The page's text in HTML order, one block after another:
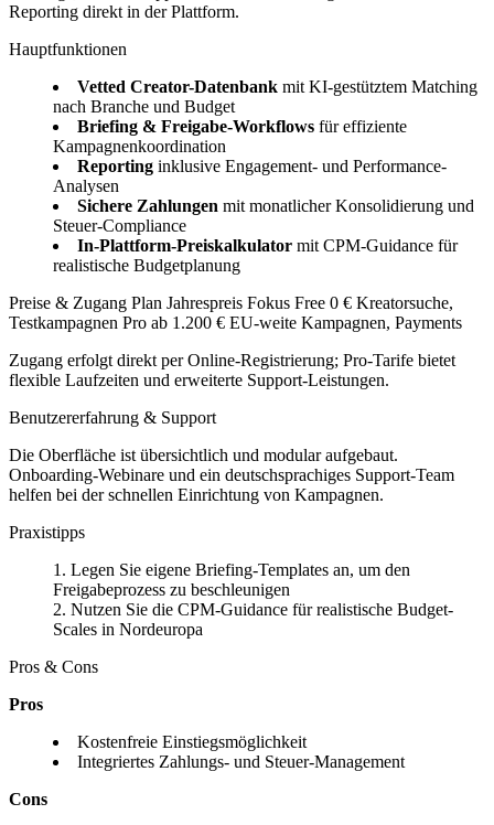
Reporting direkt in der Plattform.
Hauptfunktionen
Vetted Creator-Datenbank mit KI-gestütztem Matching
nach Branche und Budget
Briefing & Freigabe-Workflows für effiziente
Kampagnenkoordination
Reporting inklusive Engagement- und Performance-
Analysen
Sichere Zahlungen mit monatlicher Konsolidierung und
Steuer-Compliance
In-Plattform-Preiskalkulator mit CPM-Guidance für
realistische Budgetplanung
Preise & Zugang Plan Jahrespreis Fokus Free 0 € Kreatorsuche,
Testkampagnen Pro ab 1.200 € EU-weite Kampagnen, Payments
Zugang erfolgt direkt per Online-Registrierung; Pro-Tarife bietet
flexible Laufzeiten und erweiterte Support-Leistungen.
Benutzererfahrung & Support
Die Oberfläche ist übersichtlich und modular aufgebaut.
Onboarding-Webinare und ein deutschsprachiges Support-Team
helfen bei der schnellen Einrichtung von Kampagnen.
Praxistipps
Legen Sie eigene Briefing-Templates an, um den
Freigabeprozess zu beschleunigen
Nutzen Sie die CPM-Guidance für realistische Budget-
Scales in Nordeuropa
Pros & Cons
Pros
Kostenfreie Einstiegsmöglichkeit
Integriertes Zahlungs- und Steuer-Management
Cons